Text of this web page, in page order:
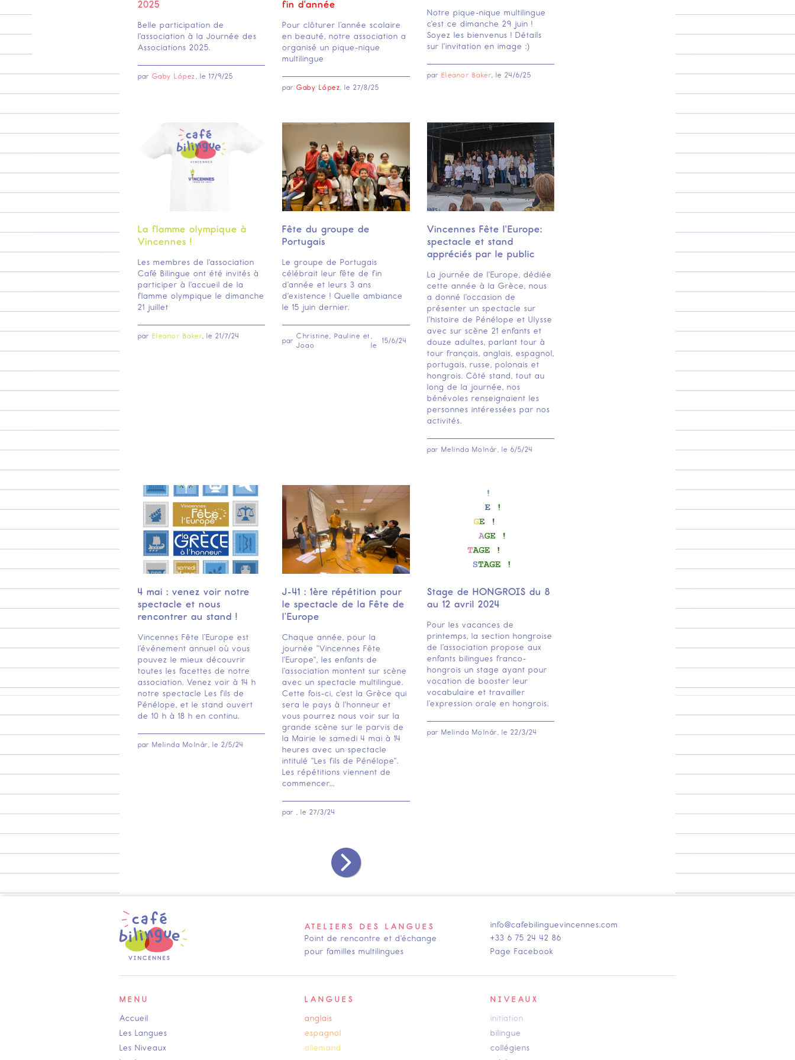
2025
Belle participation de
l'association à la Journée des
Associations 2025.
par Gaby López , le 17/9/25
fin d'année
Pour clôturer l’année scolaire
en beauté, notre association a
organisé un pique-nique
multilingue
par Gaby López , le 27/8/25
Notre pique-nique multilingue
c'est ce dimanche 29 juin !
Soyez les bienvenus ! Détails
sur l'invitation en image :)
par Eleanor Baker , le 24/6/25
La flamme olympique à
Vincennes !
Les membres de l'association
Café Bilingue ont été invités à
participer à l'accueil de la
flamme olympique le dimanche
21 juillet
par Eleanor Baker, le 21/7/24
Fête du groupe de
Portugais
Le groupe de Portugais
célébrait leur fête de fin
d'année et leurs 3 ans
d'existence ! Quelle ambiance
le 15 juin dernier.
par
Christine, Pauline et
Joao
,
le
15/6/24
Vincennes Fête l'Europe:
spectacle et stand
appréciés par le public
La journée de l'Europe, dédiée
cette année à la Grèce, nous
a donné l'occasion de
présenter un spectacle sur
l'histoire de Pénélope et Ulysse
avec sur scène 21 enfants et
douze adultes, parlant tour à
tour français, anglais, espagnol,
portugais, russe, polonais et
hongrois. Côté stand, tout au
long de la journée, nos
bénévoles renseignaient les
personnes intéressées par nos
activités.
par Melinda Molnár, le 6/5/24
4 mai : venez voir notre
spectacle et nous
rencontrer au stand !
Vincennes Fête l’Europe est
l’événement annuel où vous
pouvez le mieux découvrir
toutes les facettes de notre
association. Venez voir à 14 h
notre spectacle Les fils de
Pénélope, et le stand ouvert
de 10 h à 18 h en continu.
par Melinda Molnár, le 2/5/24
J-41 : 1ère répétition pour
le spectacle de la Fête de
l’Europe
Chaque année, pour la
journée "Vincennes Fête
l'Europe", les enfants de
l'association montent sur scène
avec un spectacle multilingue.
Cette fois-ci, c'est la Grèce qui
sera le pays à l'honneur et
vous pourrez nous voir sur la
grande scène sur le parvis de
la Mairie le samedi 4 mai à 14
heures avec un spectacle
intitulé "Les fils de Pénélope".
Les répétitions viennent de
commencer...
par , le 27/3/24
Stage de HONGROIS du 8
au 12 avril 2024
Pour les vacances de
printemps, la section hongroise
de l’association propose aux
enfants bilingues franco-
hongrois un stage ayant pour
vocation de booster leur
vocabulaire et travailler
l’expression orale en hongrois.
par Melinda Molnár, le 22/3/24
ATELIERS DES LANGUES
Point de rencontre et d'échange
pour familles multilingues
info@cafebilinguevincennes.com
+33 6 75 24 42 86
Page Facebook
MENU
Accueil
Les Langues
Les Niveaux
LANGUES
anglais
espagnol
allemand
NIVEAUX
initiation
bilingue
collégiens